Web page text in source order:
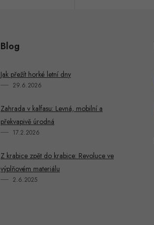
Blog
Jak přežít horké letní dny
29.6.2026
Zahrada v kalfasu: Levná, mobilní a
překvapivě úrodná
17.2.2026
Z krabice zpět do krabice: Revoluce ve
výplňovém materiálu
2.6.2025